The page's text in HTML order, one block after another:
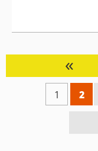
«
1 2